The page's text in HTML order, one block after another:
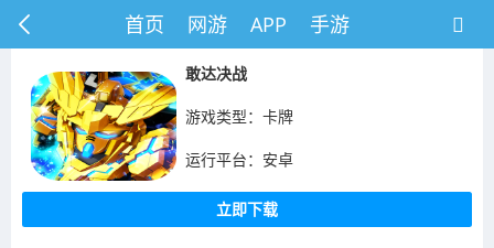
首页 网游 APP 手游
敢达决战
游戏类型：卡牌
运行平台：安卓
立即下载